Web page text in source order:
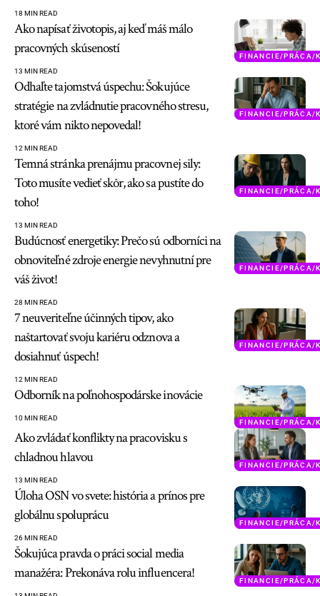
18 MIN READ
FINANCIE/PRÁCA/
Ako napísať životopis, aj keď máš málo
pracovných skúseností
13 MIN READ
FINANCIE/PRÁCA/
Odhaľte tajomstvá úspechu: Šokujúce
stratégie na zvládnutie pracovného stresu,
ktoré vám nikto nepovedal!
12 MIN READ
FINANCIE/PRÁCA/
Temná stránka prenájmu pracovnej sily:
Toto musíte vedieť skôr, ako sa pustíte do
toho!
13 MIN READ
FINANCIE/PRÁCA/
Budúcnosť energetiky: Prečo sú odborníci na
obnoviteľné zdroje energie nevyhnutní pre
váš život!
28 MIN READ
FINANCIE/PRÁCA/
7 neuveriteľne účinných tipov, ako
naštartovať svoju kariéru odznova a
dosiahnuť úspech!
12 MIN READ
FINANCIE/PRÁCA/
Odborník na poľnohospodárske inovácie
10 MIN READ
FINANCIE/PRÁCA/
Ako zvládať konflikty na pracovisku s
chladnou hlavou
13 MIN READ
FINANCIE/PRÁCA/
Úloha OSN vo svete: história a prínos pre
globálnu spoluprácu
26 MIN READ
FINANCIE/PRÁCA/
Šokujúca pravda o práci social media
manažéra: Prekonáva rolu influencera!